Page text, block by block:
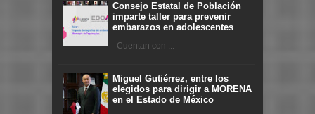
Consejo Estatal de Población
imparte taller para prevenir
embarazos en adolescentes
Cuentan con ...
Miguel Gutiérrez, entre los
elegidos para dirigir a MORENA
en el Estado de México